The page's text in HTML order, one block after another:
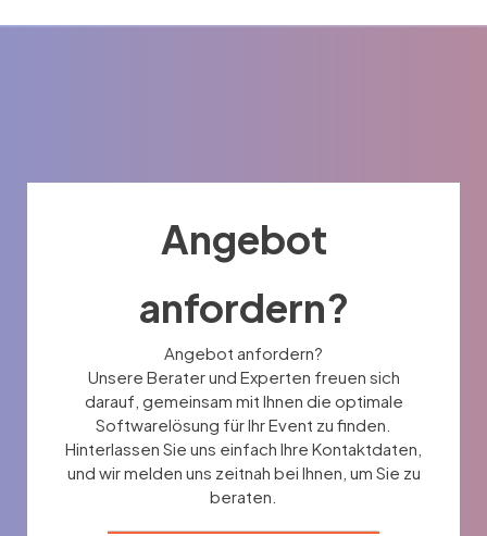
Angebot
anfordern?
Angebot anfordern?
Unsere Berater und Experten freuen sich
darauf, gemeinsam mit Ihnen die optimale
Softwarelösung für Ihr Event zu finden.
Hinterlassen Sie uns einfach Ihre Kontaktdaten,
und wir melden uns zeitnah bei Ihnen, um Sie zu
beraten.